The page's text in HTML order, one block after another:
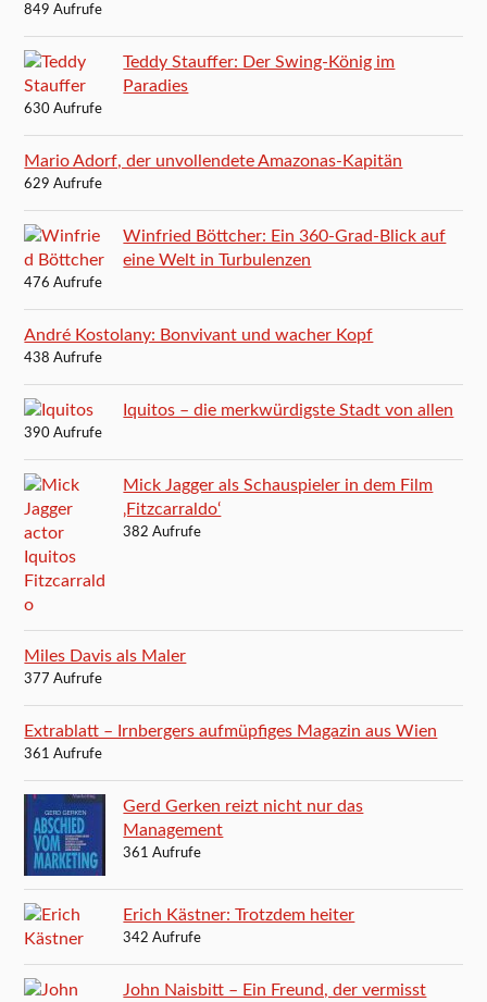
849 Aufrufe
Teddy Stauffer: Der Swing-König im
Paradies
630 Aufrufe
Mario Adorf, der unvollendete Amazonas-Kapitän
629 Aufrufe
Winfried Böttcher: Ein 360-Grad-Blick auf
eine Welt in Turbulenzen
476 Aufrufe
André Kostolany: Bonvivant und wacher Kopf
438 Aufrufe
Iquitos – die merkwürdigste Stadt von allen
390 Aufrufe
Mick Jagger als Schauspieler in dem Film
‚Fitzcarraldo‘
382 Aufrufe
Miles Davis als Maler
377 Aufrufe
Extrablatt – Irnbergers aufmüpfiges Magazin aus Wien
361 Aufrufe
Gerd Gerken reizt nicht nur das
Management
361 Aufrufe
Erich Kästner: Trotzdem heiter
342 Aufrufe
John Naisbitt – Ein Freund, der vermisst